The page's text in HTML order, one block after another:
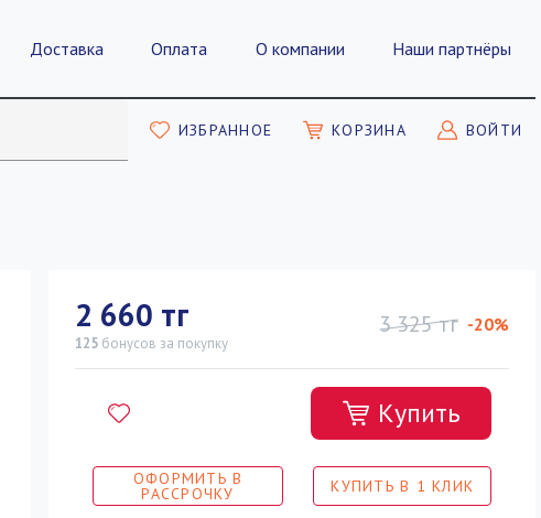
Доставка Оплата О компании Наши партнёры
ИЗБРАННОЕ КОРЗИНА ВОЙТИ
2 660 тг
125 бонусов за покупку
3 325 тг -20%
Купить
ОФОРМИТЬ В
РАССРОЧКУ КУПИТЬ В 1 КЛИК